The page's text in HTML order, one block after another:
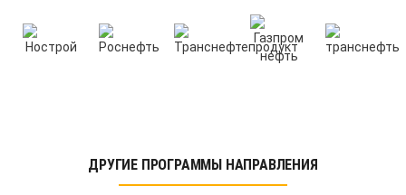
ДРУГИЕ ПРОГРАММЫ НАПРАВЛЕНИЯ